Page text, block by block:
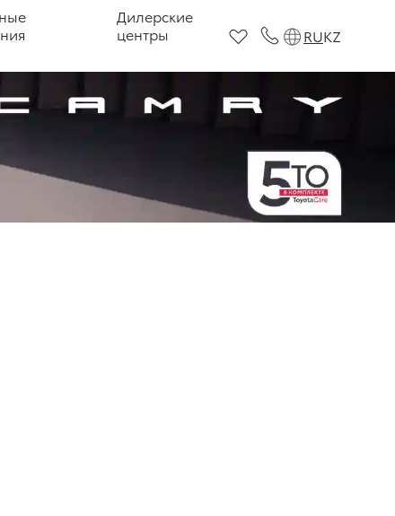
Дилерские
центры
RUKZ